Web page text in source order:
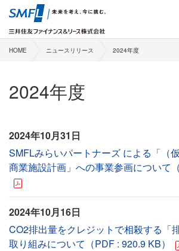
HOME ニュースリリース 2024年度
2024年度
2024年10月31日
SMFLみらいパートナーズ による「（
商業施設計画」への事業参画について
2024年10月16日
CO2排出量をクレジットで相殺する「
取り組みについて（PDF : 920.9 KB）